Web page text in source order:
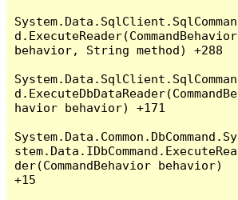
System.Data.SqlClient.SqlComman
d.ExecuteReader(CommandBehavior
behavior, String method) +288
System.Data.SqlClient.SqlComman
d.ExecuteDbDataReader(CommandBe
havior behavior) +171
System.Data.Common.DbCommand.Sy
stem.Data.IDbCommand.ExecuteRea
der(CommandBehavior behavior)
+15